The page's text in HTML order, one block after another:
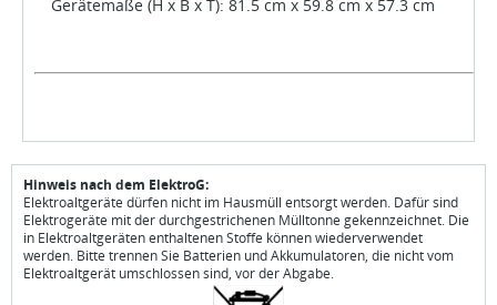
Gerätemaße (H x B x T): 81.5 cm x 59.8 cm x 57.3 cm
Hinweis nach dem ElektroG:
Elektroaltgeräte dürfen nicht im Hausmüll entsorgt werden. Dafür sind
Elektrogeräte mit der durchgestrichenen Mülltonne gekennzeichnet. Die
in Elektroaltgeräten enthaltenen Stoffe können wiederverwendet
werden. Bitte trennen Sie Batterien und Akkumulatoren, die nicht vom
Elektroaltgerät umschlossen sind, vor der Abgabe.